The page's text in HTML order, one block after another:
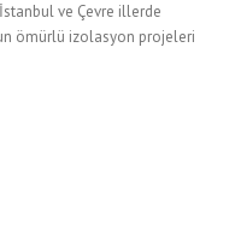
ve Çevre illerde
ömürlü izolasyon projeleri